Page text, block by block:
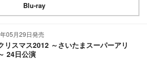
Blu-ray
05月29日発売
リスマス2012 ～さいたまスーパーアリ
24日公演